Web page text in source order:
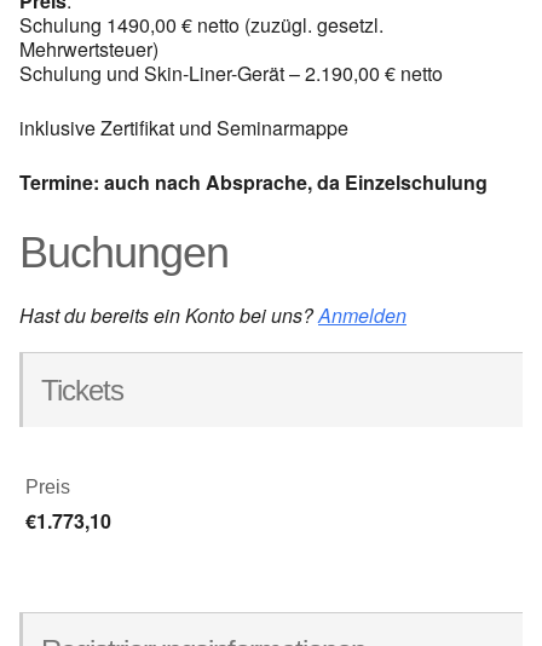
Schulung 1490,00 € netto (zuzügl. gesetzl.
Mehrwertsteuer)
Schulung und Skin-Liner-Gerät – 2.190,00 € netto
inklusive Zertifikat und Seminarmappe
Termine: auch nach Absprache, da Einzelschulung
Buchungen
Hast du bereits ein Konto bei uns?Anmelden
Tickets
Preis
€1.773,10